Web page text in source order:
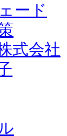
ード
式会社